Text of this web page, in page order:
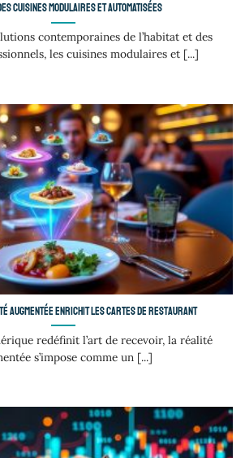
cuisines modulaires et automatisées
contemporaines de l’habitat et des
les cuisines modulaires et [...]
augmentée enrichit les cartes de restaurant
redéfinit l’art de recevoir, la réalité
s’impose comme un [...]